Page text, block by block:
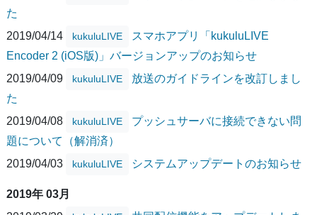
た
2019/04/14
kukuluLIVE
スマホアプリ「kukuluLIVE
Encoder 2 (iOS版)」バージョンアップのお知らせ
2019/04/09
kukuluLIVE
放送のガイドラインを改訂しまし
た
2019/04/08
kukuluLIVE
プッシュサーバに接続できない問
題について（解消済）
2019/04/03
kukuluLIVE システムアップデートのお知らせ
2019年 03月